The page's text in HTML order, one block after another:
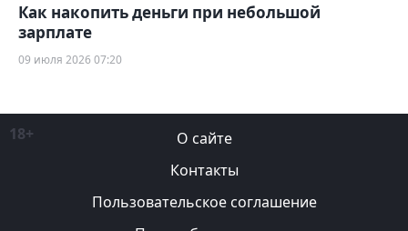
Как накопить деньги при небольшой
зарплате
09 июля 2026 07:20
18+
О сайте
Контакты
Пользовательское соглашение